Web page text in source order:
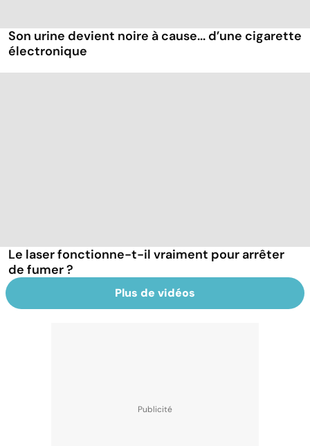
Son urine devient noire à cause... d’une cigarette
électronique
Le laser fonctionne-t-il vraiment pour arrêter
de fumer ?
Plus de vidéos